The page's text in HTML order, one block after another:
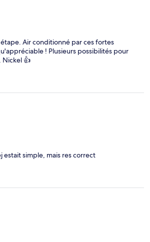
Air conditionné par ces fortes
! Plusieurs possibilités pour
Nickel 👍
estait simple, mais res correct